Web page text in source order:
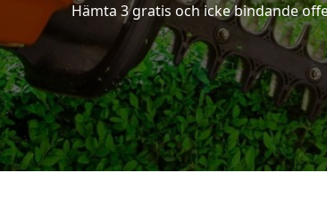
Hämta 3 gratis och icke bindande